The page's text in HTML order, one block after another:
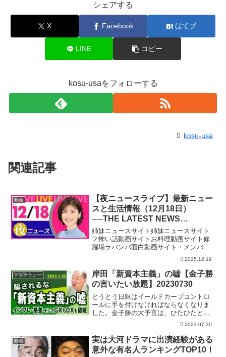
シェアする
X Facebook はてブ
LINE コピー
kosu-usaをフォローする
kosu-usa
関連記事
動画
【夜ニュースライブ】最新ニュー
スと生活情報（12月18日）
──THE LATEST NEWS
SUMMARY（日テレNEWS
LIVE）
姉妹ニュースサイト姉妹ニュースサイト
２怖い話動画サイトお料理動画サイト修
羅場ラバンバ面白動画サイト・メンバー
シップ「日テレNEWSクラブ」始まりま
した月額290円で所属歴に応じ色が変化し
ステータスアップしていくバッジ特典
や、ライブ配信のチャ...
2025.12.19
デモクラシー
岸田「新資本主義」の嘘【金子勝
の言いたい放題】20230730
とうとう日銀はイールドカーブコントロ
ールに手を付けなければならなくなりま
した。金子勝の大予言は、ひたひたと現
実化しつつあります。それはさておき、
岸田政権は「新しい資本主義」「分配重
視」と言ってませんでしたっけ。日本は
素晴らしいと言いつつGX...
2023.07.30
動画
実は大河ドラマに出演経験がある
意外な有名人ランキングTOP10！